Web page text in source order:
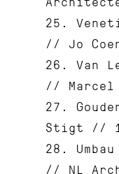
25.
// Jo
26. Van
// Marcel
27.
Stigt //
28.
// NL